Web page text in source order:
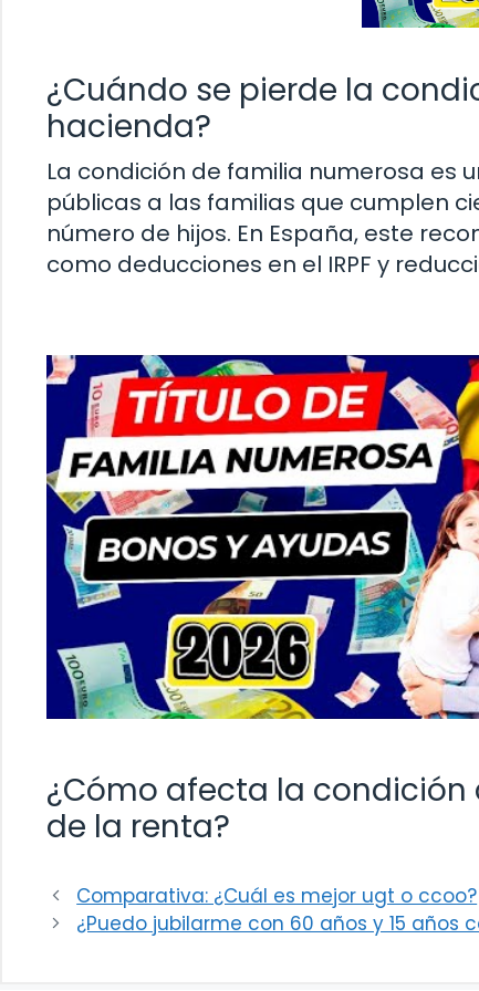
¿Cuándo se pierde la
hacienda?
La condición de familia numerosa es
públicas a las familias que cumplen
número de hijos. En España, este
como deducciones en el IRPF y
¿Cómo afecta la
de la renta?
Comparativa: ¿Cuál es mejor ugt o ccoo?
¿Puedo jubilarme con 60 años y 15 años